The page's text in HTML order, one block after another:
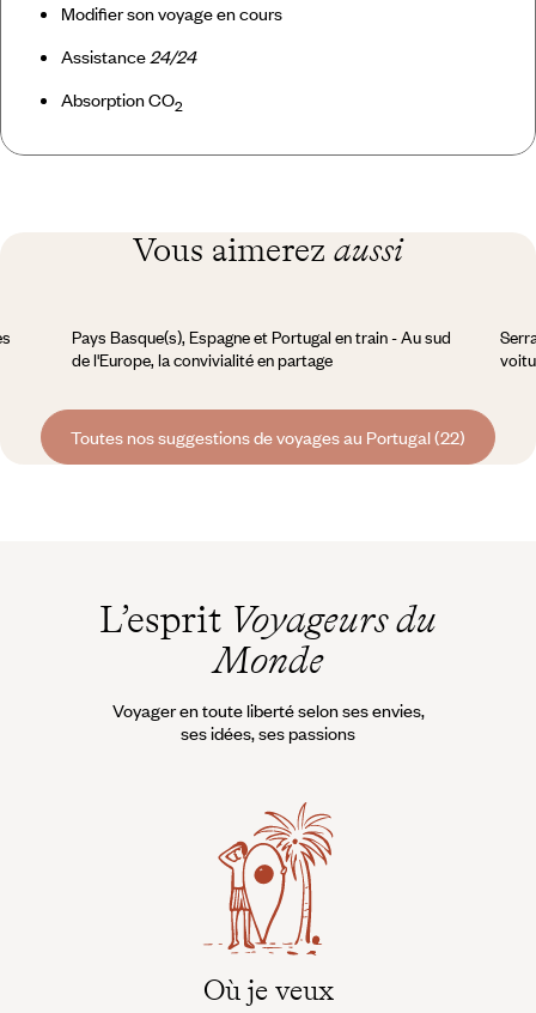
Modifier son voyage en cours
Assistance24/24
Absorption CO2
Vous aimerez aussi
Pays Basque(s), Espagne et Portugal en train - Au sud
de l'Europe, la convivialité en partage
Toutes nos suggestions de voyages au Portugal (22)
L’esprit Voyageurs du
Monde
Voyager en toute liberté selon ses envies,
ses idées, ses passions
Où je veux